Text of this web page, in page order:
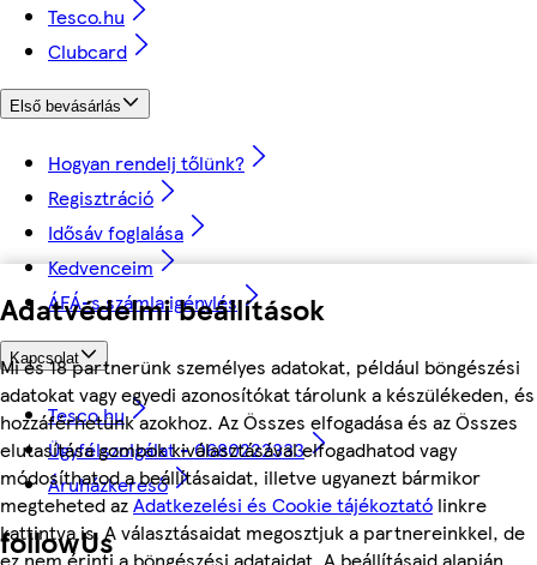
Adatvédelmi beállítások
Mi és 18 partnerünk személyes adatokat, például böngészési
adatokat vagy egyedi azonosítókat tárolunk a készülékeden, és
hozzáférhetünk azokhoz. Az Összes elfogadása és az Összes
elutasítása gombok kiválasztásával elfogadhatod vagy
módosíthatod a beállításaidat, illetve ugyanezt bármikor
megteheted azAdatkezelési és Cookie tájékoztató linkre
kattintva is. A választásaidat megosztjuk a partnereinkkel, de
ez nem érinti a böngészési adataidat. A beállításaid alapján
Tesco.hu
Clubcard
Első bevásárlás
Hogyan rendelj tőlünk?
Regisztráció
Idősáv foglalása
Kedvenceim
ÁFÁ-s számla igénylés
Kapcsolat
Tesco.hu
Ügyfélszolgálat - 0680222333
Áruházkereső
followUs